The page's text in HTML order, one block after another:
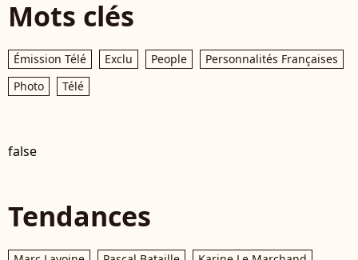
Mots clés
Émission Télé Exclu People
Personnalités Françaises
Photo
Télé
false
Tendances